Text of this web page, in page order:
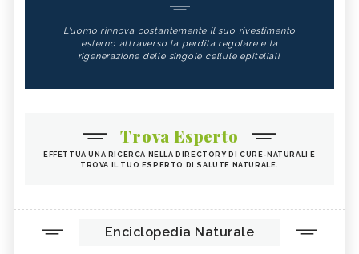
L'uomo rinnova costantemente il suo rivestimento
esterno attraverso la perdita regolare e la
rigenerazione delle singole cellule epiteliali.
Trova Esperto
EFFETTUA UNA RICERCA NELLA DIRECTORY DI CURE-NATURALI E
TROVA IL TUO ESPERTO DI SALUTE NATURALE.
Enciclopedia Naturale